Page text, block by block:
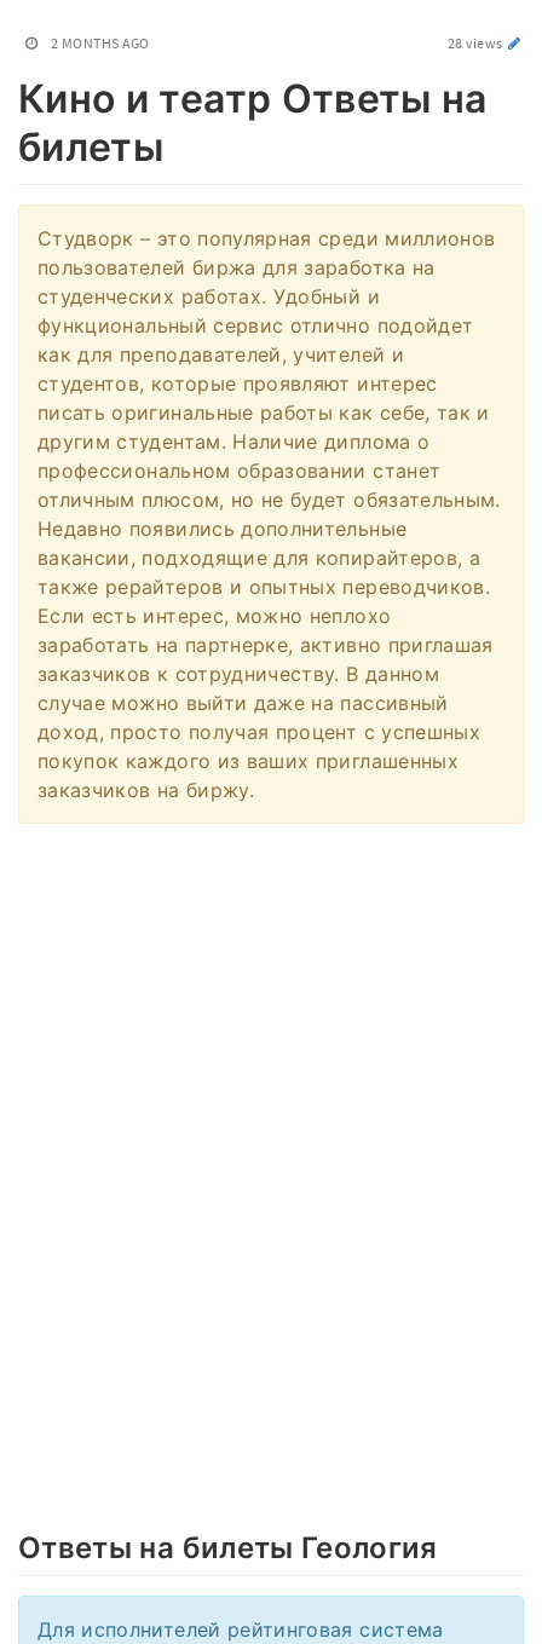
2 MONTHS AGO 28 views
Кино и театр Ответы на
билеты
Студворк – это популярная среди миллионов
пользователей биржа для заработка на
студенческих работах. Удобный и
функциональный сервис отлично подойдет
как для преподавателей, учителей и
студентов, которые проявляют интерес
писать оригинальные работы как себе, так и
другим студентам. Наличие диплома о
профессиональном образовании станет
отличным плюсом, но не будет обязательным.
Недавно появились дополнительные
вакансии, подходящие для копирайтеров, а
также рерайтеров и опытных переводчиков.
Если есть интерес, можно неплохо
заработать на партнерке, активно приглашая
заказчиков к сотрудничеству. В данном
случае можно выйти даже на пассивный
доход, просто получая процент с успешных
покупок каждого из ваших приглашенных
заказчиков на биржу.
Ответы на билеты Геология
Для исполнителей рейтинговая система